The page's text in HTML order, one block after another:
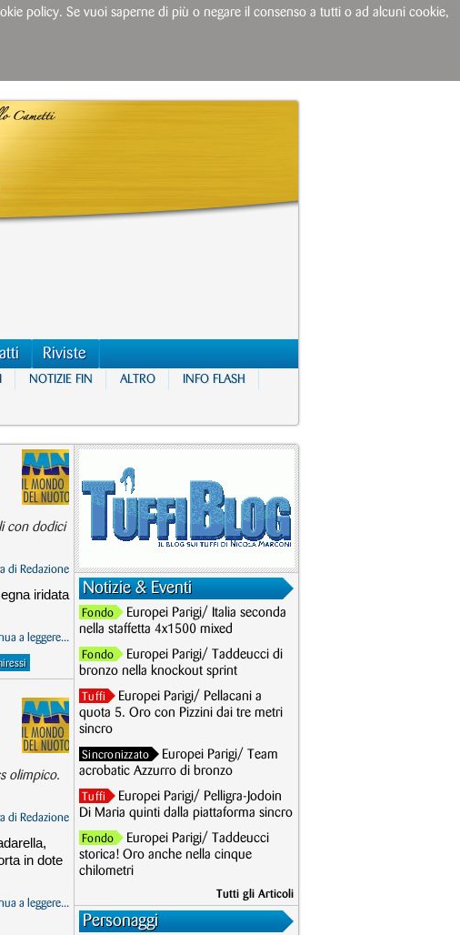
Riviste
NOTIZIE FIN ALTRO INFO FLASH
con dodici
di Redazione
iridata
a leggere...
olimpico.
di Redazione
in dote
a leggere...
Notizie & Eventi
Fondo
Europei Parigi/ Italia seconda
nella staffetta 4x1500 mixed
Fondo
Europei Parigi/ Taddeucci di
bronzo nella knockout sprint
Tuffi
Europei Parigi/ Pellacani a
quota 5. Oro con Pizzini dai tre metri
sincro
Sincronizzato
Europei Parigi/ Team
acrobatic Azzurro di bronzo
Tuffi
Europei Parigi/ Pelligra-Jodoin
Di Maria quinti dalla piattaforma sincro
Fondo
Europei Parigi/ Taddeucci
storica! Oro anche nella cinque
chilometri
Tutti gli Articoli
Personaggi
policy. Se vuoi saperne di più o negare il consenso a tutti o ad alcuni cookie,